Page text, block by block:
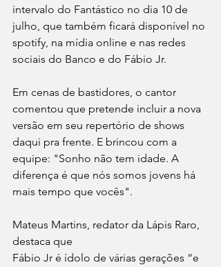
intervalo do Fantástico no dia 10 de
julho, que também ficará disponível no
spotify, na mídia online e nas redes
sociais do Banco e do Fábio Jr.
Em cenas de bastidores, o cantor
comentou que pretende incluir a nova
versão em seu repertório de shows
daqui pra frente. E brincou com a
equipe: "Sonho não tem idade. A
diferença é que nós somos jovens há
mais tempo que vocês".
Mateus Martins, redator da Lápis Raro,
destaca que
Fábio Jr é ídolo de várias gerações “e